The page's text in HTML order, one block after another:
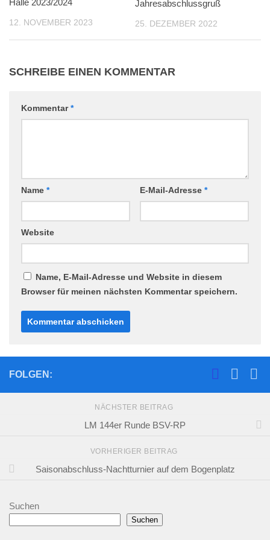
Halle 2023/2024
12. NOVEMBER 2023
Jahresabschlussgruß
25. DEZEMBER 2022
SCHREIBE EINEN KOMMENTAR
Kommentar*
Name * E-Mail-Adresse *
Website
Name, E-Mail-Adresse und Website in diesem
Browser für meinen nächsten Kommentar speichern.
FOLGEN:
NÄCHSTER BEITRAG
LM 144er Runde BSV-RP
VORHERIGER BEITRAG
Saisonabschluss-Nachtturnier auf dem Bogenplatz
Suchen
Suchen